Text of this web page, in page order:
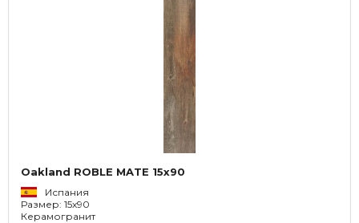
Oakland ROBLE MATE 15x90
Испания
Размер: 15x90
Керамогранит